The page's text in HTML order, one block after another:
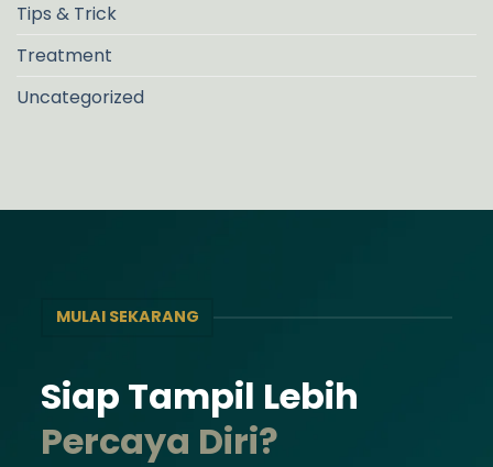
Tips & Trick
Treatment
Uncategorized
MULAI SEKARANG
Siap Tampil Lebih
Percaya Diri?